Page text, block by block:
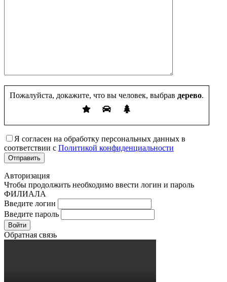
Пожалуйста, докажите, что вы человек, выбрав дерево.
Я согласен на обработку персональных данных в
соответствии с Политикой конфиденциальности
Авторизация
Чтобы продолжить необходимо ввести логин и пароль
ФИЛИАЛА
Введите логин
Введите пароль
Войти
Обратная связь